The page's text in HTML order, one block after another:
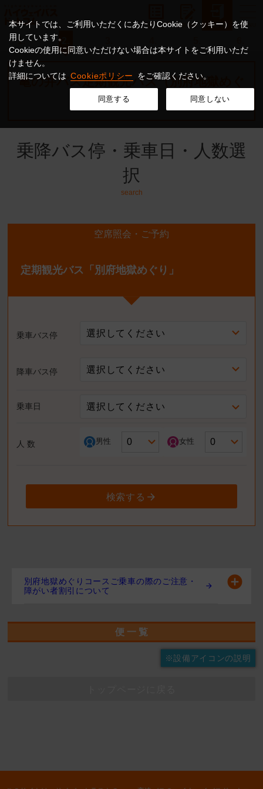
本サイトでは、ご利用いただくにあたりCookie（クッキー）を使
用しています。
Cookieの使用に同意いただけない場合は本サイトをご利用いただ
けません。
詳細については Cookieポリシー をご確認ください。
同意する 同意しない
1.
亀の井バス定期観光バス（別府地獄めぐ
りコース）
乗降バス停・乗車日・人数選
択
search
空席照会・ご予約
定期観光バス「別府地獄めぐり」
乗車バス停 選択してください
降車バス停 選択してください
乗車日 選択してください
人 数 男性 女性
検索する
別府地獄めぐりコースご乗車の際のご注意・
障がい者割引について
便 一 覧
※設備アイコンの説明